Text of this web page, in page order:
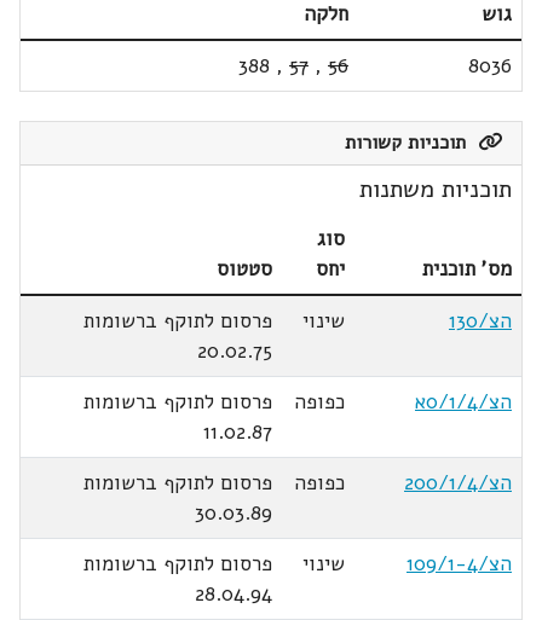
גוש
חלקה
8036
56
,
57
,
388
תוכניות קשורות
תוכניות משתנות
מס' תוכנית
סוג
יחס
סטטוס
הצ/130
שינוי
פרסום לתוקף ברשומות
20.02.75
הצ/0/1/4א
כפופה
פרסום לתוקף ברשומות
11.02.87
הצ/200/1/4
כפופה
פרסום לתוקף ברשומות
30.03.89
הצ/109/1-4
שינוי
פרסום לתוקף ברשומות
28.04.94